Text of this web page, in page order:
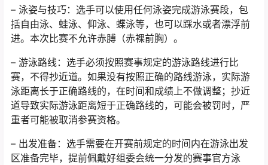
– 泳姿与技巧：选手可以使用任何泳姿完成游泳赛段，包
括自由泳、蛙泳、仰泳、蝶泳等，也可以踩水或者漂浮前
进。本次比赛不允许赤膊（赤裸前胸）。
– 游泳路线：选手必须按照赛事规定的游泳路线进行比
赛，不得抄近道。如果没有按照正确的路线游泳，实际游
泳距离长于正确路线的，在时间和成绩上不做调整；抄近
道导致实际游泳距离短于正确路线的，可能会被罚时，严
重者可能被取消参赛资格。
– 出发准备：选手需要在开赛前规定的时间内在游泳出发
区准备完毕，提前佩戴好组委会统一分发的赛事官方泳